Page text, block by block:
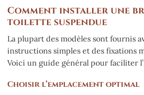
Comment installer une
toilette suspendue
La plupart des modèles sont fournis
instructions simples et des fixations
Voici un guide général pour faciliter
Choisir l’emplacement optimal